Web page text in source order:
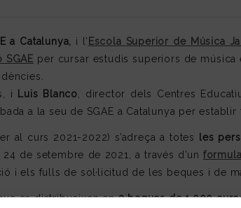
a Catalunya, i l’ Escola Superior de Música
SGAE per cursar estudis superiors de
i Luis Blanco , director dels Centres
a la seu de SGAE a Catalunya per
al curs 2021-2022) s’adreça a totes
les
de setembre de 2021, a través d’un
i els fulls de sol·licitud de les beques i de
es distribueixen en 3 beques de 1.000